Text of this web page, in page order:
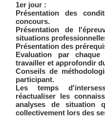
1er jour :
Présentation des
concours.
Présentation de
situations
Présentation des
Evaluation par
travailler et approfondir
Conseils de
participant.
Les temps
réactualiser les
analyses de situation
collectivement lors des